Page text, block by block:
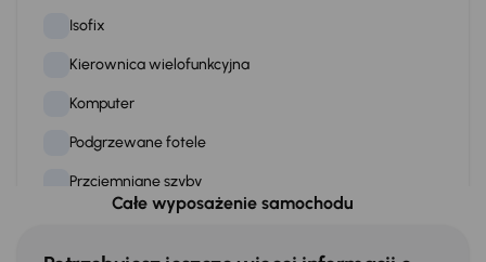
Isofix
Kierownica wielofunkcyjna
Komputer
Podgrzewane fotele
Przciemniane szyby
Całe wyposażenie samochodu